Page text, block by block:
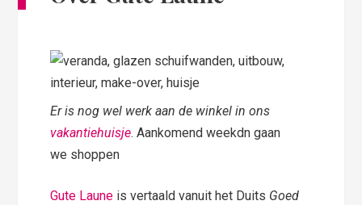
Er is nog wel werk aan de winkel in ons
vakantiehuisje. Aankomend weekdn gaan
we shoppen
Gute Laune is vertaald vanuit het Duits Goed